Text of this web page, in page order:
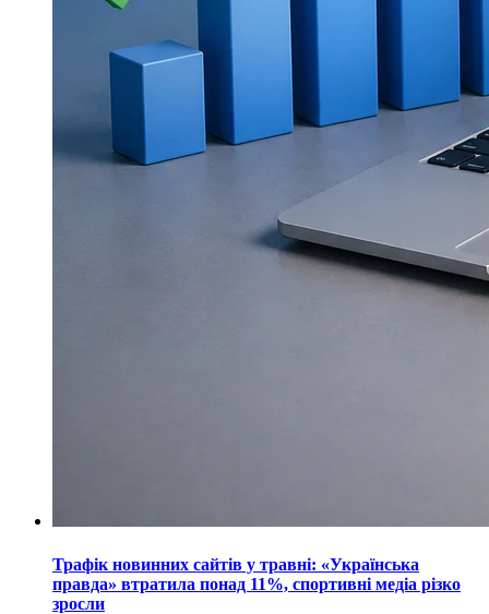
Трафік новинних сайтів у травні: «Українська
правда» втратила понад 11%, спортивні медіа різко
зросли